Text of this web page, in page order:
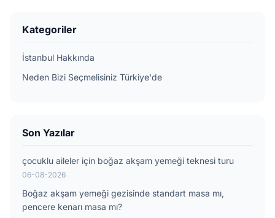
Kategoriler
İstanbul Hakkında
Neden Bizi Seçmelisiniz Türkiye'de
Son Yazılar
çocuklu aileler için boğaz akşam yemeği teknesi turu
06-08-2026
Boğaz akşam yemeği gezisinde standart masa mı,
pencere kenarı masa mı?